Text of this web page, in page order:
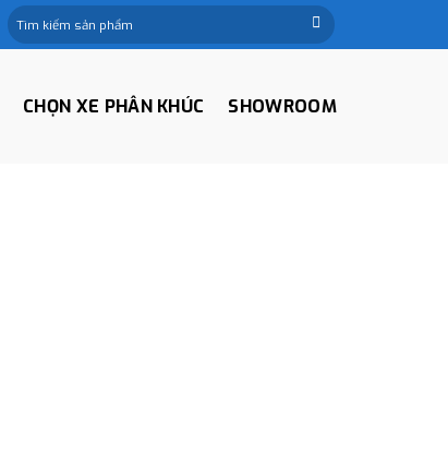
Tìm
kiếm:
CHỌN XE PHÂN KHÚC SHOWROOM